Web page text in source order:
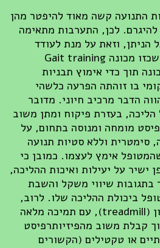
התנועה קשה מאוד להיפטר מהן
להיגרם. לכן, התערבות מתאימה
וזאת על מנת לעודד
הליכה נכונה. התערבות שכזו מכונה Gait training
תוך כדי אימוץ תבניות
בו זוהתה הפרעה כלשהי
הדבר מרכיב חיוני. מדובר
הליכה, בעזרת פיקוח ומתן משוב
מומחה ומנוסה בתחום, על
סימטרית וללא סטיות תנועה
אימץ לעצמו. כמובן כי
ישיר על יעילות ואיכות ההליכה,
בתגובות שיווי משקל והשבת
ביכולת ההליכה שלו. לרוב,
מתבצע האימון על הליכון (treadmill), עם תמיכה מלאה
קבלת משוב מהפיזיותרפיסט
או טקטילים (הקשורים